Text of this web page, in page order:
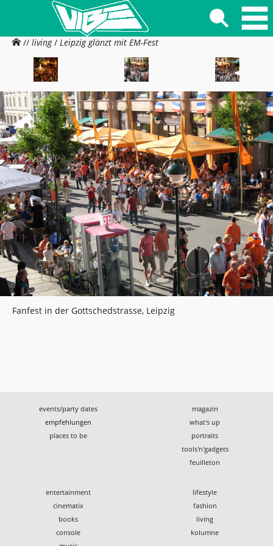
// living/ Leipzig glänzt mit EM-Fest
Fanfest in der Gottschedstrasse, Leipzig
events/party dates
empfehlungen
places to be
magazin
what's up
portraits
tools'n'gadgets
feuilleton
entertainment
cinematix
books
console
lifestyle
fashion
living
kolumne